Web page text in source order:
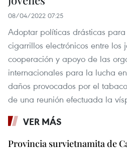
08/04/2022 07:25
Adoptar políticas drásticas
cigarrillos electrónicos entre los
cooperación y apoyo de las
internacionales para la lucha
daños provocados por el
de una reunión efectuada la
VER MÁS
Provincia survietnamita de